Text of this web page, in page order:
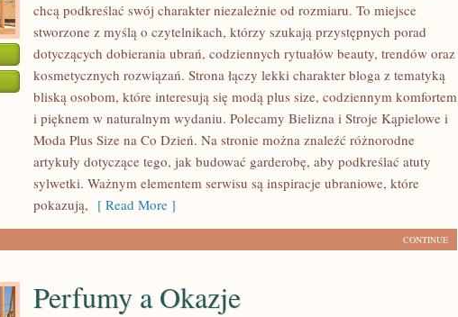
chcą podkreślać swój charakter niezależnie od rozmiaru. To miejsce
stworzone z myślą o czytelnikach, którzy szukają przystępnych porad
dotyczących dobierania ubrań, codziennych rytuałów beauty, trendów oraz
kosmetycznych rozwiązań. Strona łączy lekki charakter bloga z tematyką
bliską osobom, które interesują się modą plus size, codziennym komfortem
i pięknem w naturalnym wydaniu. Polecamy Bielizna i Stroje Kąpielowe i
Moda Plus Size na Co Dzień. Na stronie można znaleźć różnorodne
artykuły dotyczące tego, jak budować garderobę, aby podkreślać atuty
sylwetki. Ważnym elementem serwisu są inspiracje ubraniowe, które
pokazują, [ Read More ]
CONTINUE
Perfumy a Okazje